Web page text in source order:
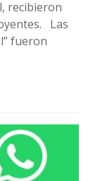
recibieron
Las
fueron